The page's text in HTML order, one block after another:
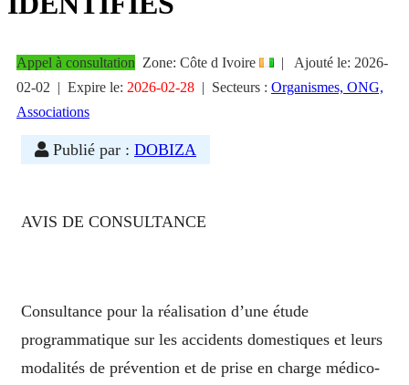
Appel à consultation Zone: Côte d Ivoire | Ajouté le: 2026-
02-02 | Expire le: 2026-02-28 | Secteurs : Organismes, ONG,
Associations
Publié par : DOBIZA
AVIS DE CONSULTANCE
Consultance pour la réalisation d’une étude
programmatique sur les accidents domestiques et leurs
modalités de prévention et de prise en charge médico-